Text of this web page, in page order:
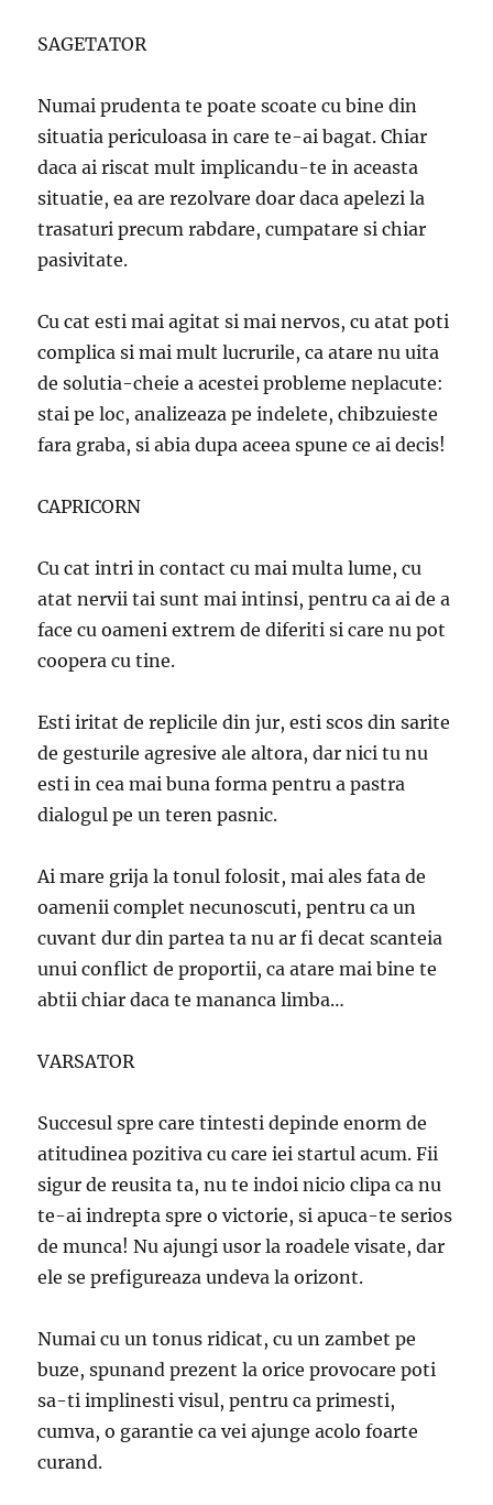
SAGETATOR
Numai prudenta te poate scoate cu bine din
situatia periculoasa in care te-ai bagat. Chiar
daca ai riscat mult implicandu-te in aceasta
situatie, ea are rezolvare doar daca apelezi la
trasaturi precum rabdare, cumpatare si chiar
pasivitate.
Cu cat esti mai agitat si mai nervos, cu atat poti
complica si mai mult lucrurile, ca atare nu uita
de solutia-cheie a acestei probleme neplacute:
stai pe loc, analizeaza pe indelete, chibzuieste
fara graba, si abia dupa aceea spune ce ai decis!
CAPRICORN
Cu cat intri in contact cu mai multa lume, cu
atat nervii tai sunt mai intinsi, pentru ca ai de a
face cu oameni extrem de diferiti si care nu pot
coopera cu tine.
Esti iritat de replicile din jur, esti scos din sarite
de gesturile agresive ale altora, dar nici tu nu
esti in cea mai buna forma pentru a pastra
dialogul pe un teren pasnic.
Ai mare grija la tonul folosit, mai ales fata de
oamenii complet necunoscuti, pentru ca un
cuvant dur din partea ta nu ar fi decat scanteia
unui conflict de proportii, ca atare mai bine te
abtii chiar daca te mananca limba…
VARSATOR
Succesul spre care tintesti depinde enorm de
atitudinea pozitiva cu care iei startul acum. Fii
sigur de reusita ta, nu te indoi nicio clipa ca nu
te-ai indrepta spre o victorie, si apuca-te serios
de munca! Nu ajungi usor la roadele visate, dar
ele se prefigureaza undeva la orizont.
Numai cu un tonus ridicat, cu un zambet pe
buze, spunand prezent la orice provocare poti
sa-ti implinesti visul, pentru ca primesti,
cumva, o garantie ca vei ajunge acolo foarte
curand.